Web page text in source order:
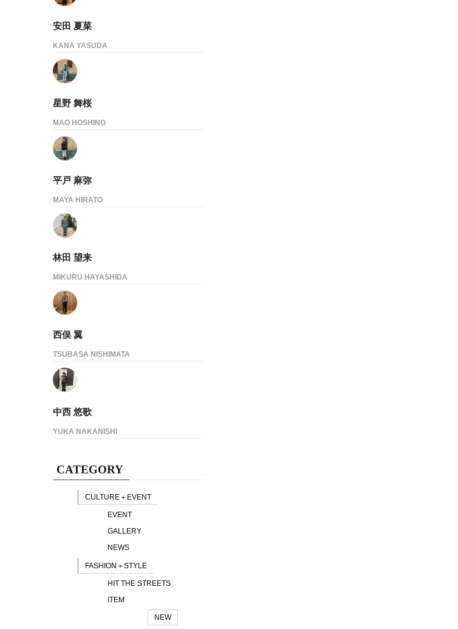
安田 夏菜
KANA YASUDA
星野 舞桜
MAO HOSHINO
平戸 麻弥
MAYA HIRATO
林田 望来
MIKURU HAYASHIDA
西俣 翼
TSUBASA NISHIMATA
中西 悠歌
YUKA NAKANISHI
CATEGORY
CULTURE＋EVENT
EVENT
GALLERY
NEWS
FASHION＋STYLE
HIT THE STREETS
ITEM
NEW